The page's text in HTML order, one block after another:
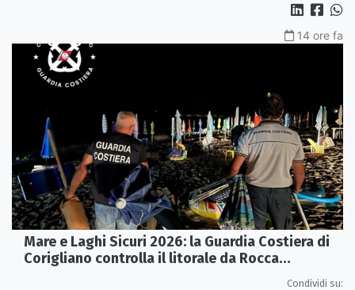
14 ore fa
Mare e Laghi Sicuri 2026: la Guardia Costiera di
Corigliano controlla il litorale da Rocca
Condividi su: